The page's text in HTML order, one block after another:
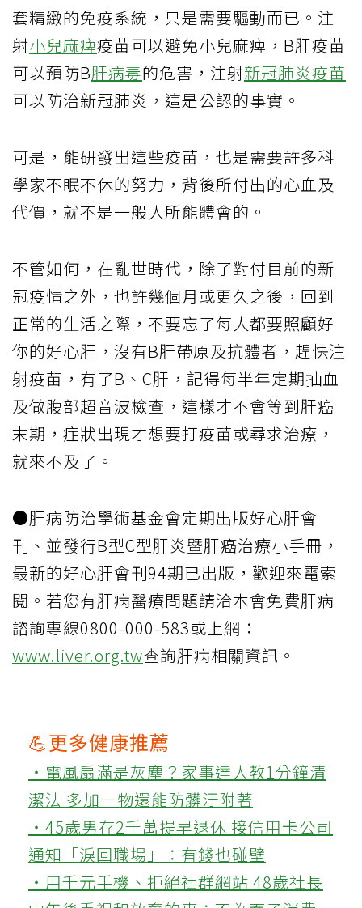
套精緻的免疫系統，只是需要驅動而已。注
射小兒麻痺疫苗可以避免小兒麻痺，B肝疫苗
可以預防B肝病毒的危害，注射新冠肺炎疫苗
可以防治新冠肺炎，這是公認的事實。
可是，能研發出這些疫苗，也是需要許多科
學家不眠不休的努力，背後所付出的心血及
代價，就不是一般人所能體會的。
不管如何，在亂世時代，除了對付目前的新
冠疫情之外，也許幾個月或更久之後，回到
正常的生活之際，不要忘了每人都要照顧好
你的好心肝，沒有B肝帶原及抗體者，趕快注
射疫苗，有了B、C肝，記得每半年定期抽血
及做腹部超音波檢查，這樣才不會等到肝癌
末期，症狀出現才想要打疫苗或尋求治療，
就來不及了。
●肝病防治學術基金會定期出版好心肝會
刊、並發行B型C型肝炎暨肝癌治療小手冊，
最新的好心肝會刊94期已出版，歡迎來電索
閱。若您有肝病醫療問題請洽本會免費肝病
諮詢專線0800-000-583或上網：
www.liver.org.tw查詢肝病相關資訊。
💪更多健康推薦
‧電風扇滿是灰塵？家事達人教1分鐘清
潔法 多加一物還能防髒汙附著
‧45歲男存2千萬提早退休 接信用卡公司
通知「淚回職場」：有錢也碰壁
‧用千元手機、拒絕社群網站 48歲社長